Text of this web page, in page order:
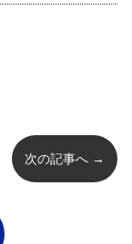
次の記事へ →